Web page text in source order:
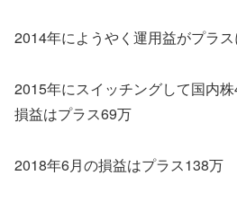
2014年にようやく運用益がプラ
2015年にスイッチングして国内株
損益はプラス69万
2018年6月の損益はプラス138万